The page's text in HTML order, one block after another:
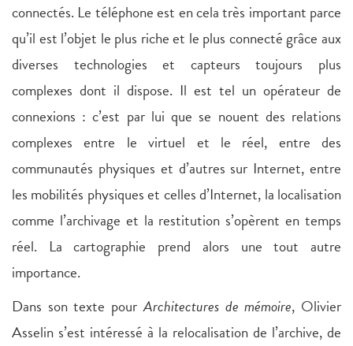
connectés. Le téléphone est en cela très important parce
qu’il est l’objet le plus riche et le plus connecté grâce aux
diverses technologies et capteurs toujours plus
complexes dont il dispose. Il est tel un opérateur de
connexions : c’est par lui que se nouent des relations
complexes entre le virtuel et le réel, entre des
communautés physiques et d’autres sur Internet, entre
les mobilités physiques et celles d’Internet, la localisation
comme l’archivage et la restitution s’opèrent en temps
réel. La cartographie prend alors une tout autre
importance.
Dans son texte pourArchitectures de mémoire, Olivier
Asselin s’est intéressé à la relocalisation de l’archive, de